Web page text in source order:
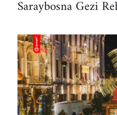
Saraybosna Gezi